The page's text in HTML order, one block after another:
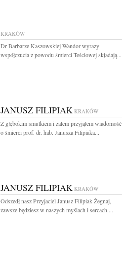
KRAKÓW
Dr Barbarze Kaszowskiej-Wandor wyrazy
współczucia z powodu śmierci Teściowej składają...
JANUSZ FILIPIAK KRAKÓW
Z głębokim smutkiem i żalem przyjąłem wiadomość
o śmierci prof. dr. hab. Janusza Filipiaka...
JANUSZ FILIPIAK KRAKÓW
Odszedł nasz Przyjaciel Janusz Filipiak Żegnaj,
zawsze będziesz w naszych myślach i sercach....